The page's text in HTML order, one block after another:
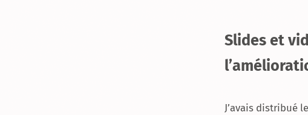
Slides et
J’avais distribué